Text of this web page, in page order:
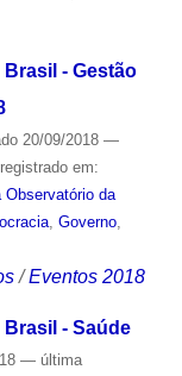
- Gestão
20/09/2018 —
em:
Observatório da
, Governo,
/Eventos 2018
- Saúde
— última